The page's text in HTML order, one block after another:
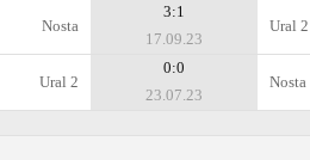
Nosta
3:1
17.09.23
Ural 2
Ural 2
0:0
23.07.23
Nosta